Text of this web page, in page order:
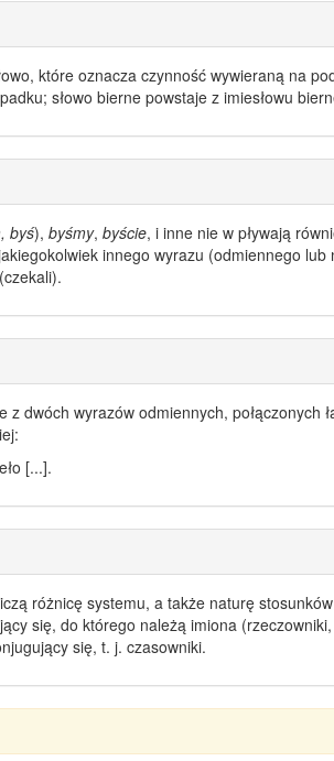
które oznacza czynność wywieraną na
słowo bierne powstaje z imiesłowu
byś), byśmy, byście, i inne nie w pływają
innego wyrazu (odmiennego lub
z dwóch wyrazów odmiennych, połączonych
[...].
różnicę systemu, a także naturę
się, do którego należą imiona
się, t. j. czasowniki.